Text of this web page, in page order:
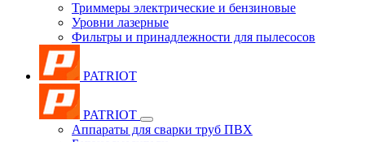
Триммеры электрические и бензиновые
Уровни лазерные
Фильтры и принадлежности для пылесосов
PATRIOT
PATRIOT
Аппараты для сварки труб ПВХ